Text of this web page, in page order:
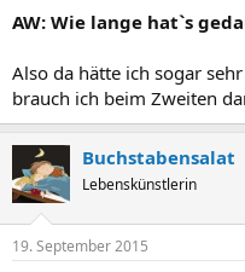
r
e
r
u
AW: Wie lange hat`s
Also da hätte ich sogar
brauch ich beim Zweiten
Buchstabensalat
Lebenskünstlerin
19. September 2015